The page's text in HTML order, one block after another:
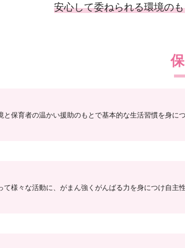
安心して委ねられる環境の
と保育者の温かい援助のもとで基本的な生活習慣を身に
て様々な活動に、がまん強くがんばる力を身につけ自主